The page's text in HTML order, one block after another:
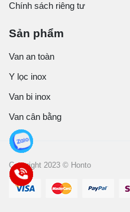
Chính sách riêng tư
Sản phẩm
Van an toàn
Y lọc inox
Van bi inox
Van cân bằng
Copyright 2023 © Honto